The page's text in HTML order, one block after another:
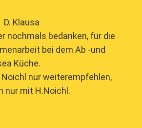
D. Klausa
nochmals bedanken, für die
bei dem Ab -und
Küche.
nur weiterempfehlen,
nur mit H.Noichl.